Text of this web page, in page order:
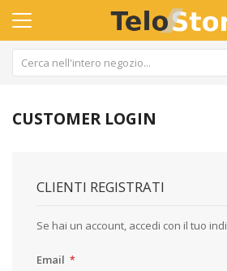
CUSTOMER LOGIN
CLIENTI REGISTRATI
Se hai un account, accedi con il tuo
Email